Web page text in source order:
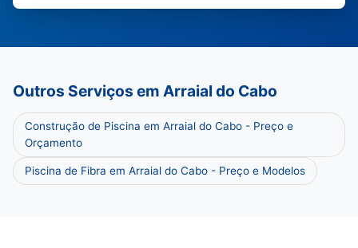
Outros Serviços em Arraial do Cabo
Construção de Piscina em Arraial do Cabo - Preço e
Orçamento
Piscina de Fibra em Arraial do Cabo - Preço e Modelos